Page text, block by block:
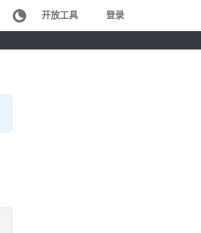
开放工具 登录